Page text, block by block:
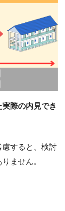
際の内見でき
慮すると、検討
ません。